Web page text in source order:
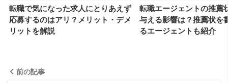
転職で気になった求人にとりあえず
応募するのはアリ？メリット・デメ
リットを解説
転職エージェントの推薦
与える影響は？推薦状を
るエージェントも紹介
前の記事